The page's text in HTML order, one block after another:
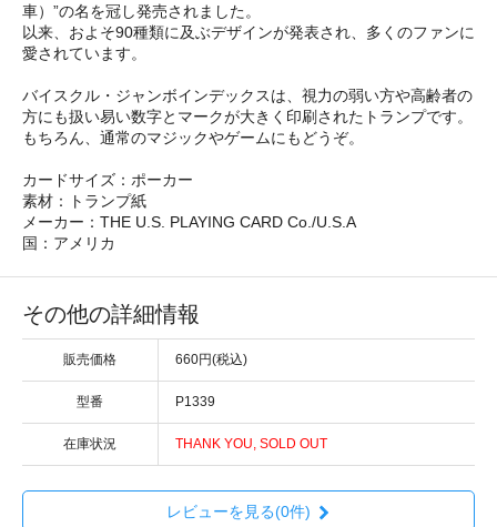
車）”の名を冠し発売されました。
以来、およそ90種類に及ぶデザインが発表され、多くのファンに
愛されています。
バイスクル・ジャンボインデックスは、視力の弱い方や高齢者の
方にも扱い易い数字とマークが大きく印刷されたトランプです。
もちろん、通常のマジックやゲームにもどうぞ。
カードサイズ：ポーカー
素材：トランプ紙
メーカー：THE U.S. PLAYING CARD Co./U.S.A
国：アメリカ
その他の詳細情報
販売価格 660円(税込)
型番 P1339
在庫状況 THANK YOU, SOLD OUT
レビューを見る(0件)